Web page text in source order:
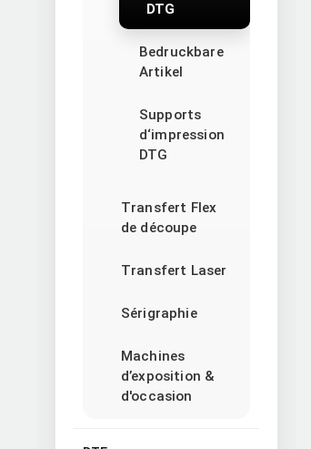
DTG
Bedruckbare
Artikel
Supports
d‘impression
DTG
Transfert Flex
de découpe
Transfert Laser
Sérigraphie
Machines
d’exposition &
d'occasion